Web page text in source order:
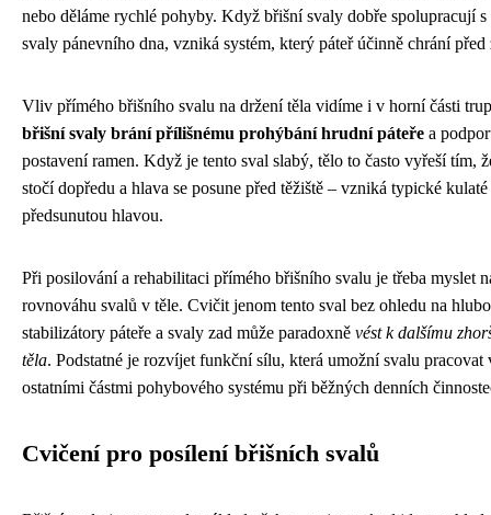
nebo děláme rychlé pohyby. Když břišní svaly dobře spolupracují s
svaly pánevního dna, vzniká systém, který páteř účinně chrání před
Vliv přímého břišního svalu na držení těla vidíme i v horní části
břišní svaly brání přílišnému prohýbání hrudní páteře a
postavení ramen. Když je tento sval slabý, tělo to často vyřeší tím,
stočí dopředu a hlava se posune před těžiště – vzniká typické
předsunutou hlavou.
Při posilování a rehabilitaci přímého břišního svalu je třeba myslet
rovnováhu svalů v těle. Cvičit jenom tento sval bez ohledu na
stabilizátory páteře a svaly zad může paradoxně vést k dalšímu
těla. Podstatné je rozvíjet funkční sílu, která umožní svalu pracovat
ostatními částmi pohybového systému při běžných denních
Cvičení pro posílení břišních svalů